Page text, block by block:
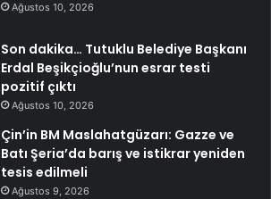
Ağustos 10, 2026
Son dakika… Tutuklu Belediye Başkanı
Erdal Beşikçioğlu’nun esrar testi
pozitif çıktı
Ağustos 10, 2026
Çin’in BM Maslahatgüzarı: Gazze ve
Batı Şeria’da barış ve istikrar yeniden
tesis edilmeli
Ağustos 9, 2026